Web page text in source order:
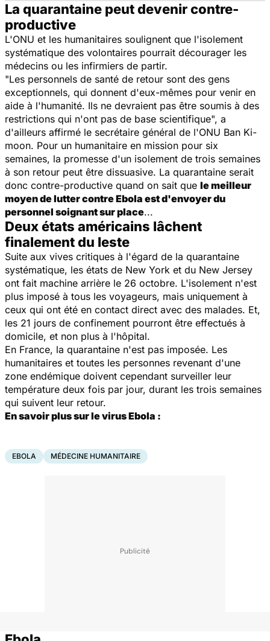
La quarantaine peut devenir contre-
productive
L'ONU et les humanitaires soulignent que l'isolement
systématique des volontaires pourrait décourager les
médecins ou les infirmiers de partir.
"Les personnels de santé de retour sont des gens
exceptionnels, qui donnent d'eux-mêmes pour venir en
aide à l'humanité. Ils ne devraient pas être soumis à des
restrictions qui n'ont pas de base scientifique", a
d'ailleurs affirmé le secrétaire général de l'ONU Ban Ki-
moon. Pour un humanitaire en mission pour six
semaines, la promesse d'un isolement de trois semaines
à son retour peut être dissuasive. La quarantaine serait
donc contre-productive quand on sait que le meilleur
moyen de lutter contre Ebola est d'envoyer du
personnel soignant sur place...
Deux états américains lâchent
finalement du leste
Suite aux vives critiques à l'égard de la quarantaine
systématique, les états de New York et du New Jersey
ont fait machine arrière le 26 octobre. L'isolement n'est
plus imposé à tous les voyageurs, mais uniquement à
ceux qui ont été en contact direct avec des malades. Et,
les 21 jours de confinement pourront être effectués à
domicile, et non plus à l'hôpital.
En France, la quarantaine n'est pas imposée. Les
humanitaires et toutes les personnes revenant d'une
zone endémique doivent cependant surveiller leur
température deux fois par jour, durant les trois semaines
qui suivent leur retour.
En savoir plus sur le virus Ebola :
EBOLA MÉDECINE HUMANITAIRE